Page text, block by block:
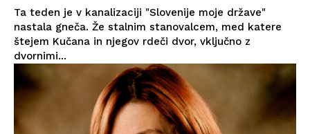
Ta teden je v kanalizaciji "Slovenije moje države"
nastala gneča. Že stalnim stanovalcem, med katere
štejem Kučana in njegov rdeči dvor, vključno z
dvornimi...